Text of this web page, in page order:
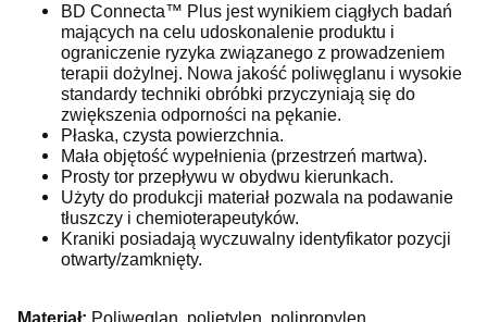
BD Connecta™ Plus jest wynikiem ciągłych badań
mających na celu udoskonalenie produktu i
ograniczenie ryzyka związanego z prowadzeniem
terapii dożylnej. Nowa jakość poliwęglanu i wysokie
standardy techniki obróbki przyczyniają się do
zwiększenia odporności na pękanie.
Płaska, czysta powierzchnia.
Mała objętość wypełnienia (przestrzeń martwa).
Prosty tor przepływu w obydwu kierunkach.
Użyty do produkcji materiał pozwala na podawanie
tłuszczy i chemioterapeutyków.
Kraniki posiadają wyczuwalny identyfikator pozycji
otwarty/zamknięty.